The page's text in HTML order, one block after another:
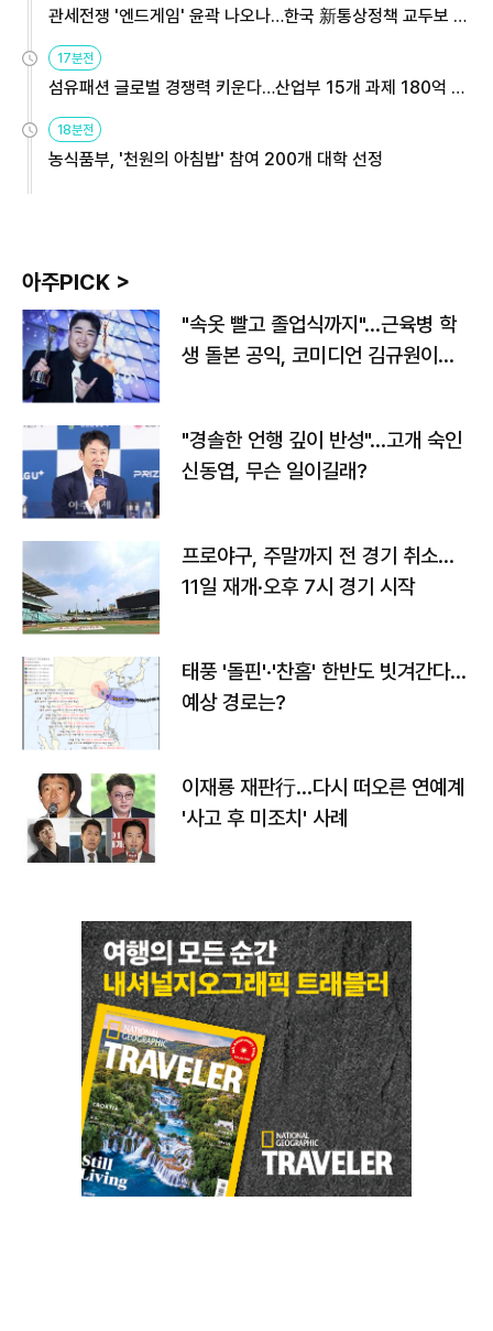
관세전쟁 '엔드게임' 윤곽 나오나…한국 新통상정책 교두보 활
17분전
섬유패션 글로벌 경쟁력 키운다…산업부 15개 과제 180억 지
18분전
농식품부, '천원의 아침밥' 참여 200개 대학 선정
아주PICK >
"속옷 빨고 졸업식까지"…근육병 학
생 돌본 공익, 코미디언 김규원이었
"경솔한 언행 깊이 반성"…고개 숙인
신동엽, 무슨 일이길래?
프로야구, 주말까지 전 경기 취소…
11일 재개·오후 7시 경기 시작
태풍 '돌핀'·'찬홈' 한반도 빗겨간다…
예상 경로는?
이재룡 재판行…다시 떠오른 연예계
'사고 후 미조치' 사례